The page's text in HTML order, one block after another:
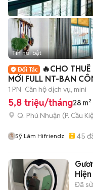
Tin nổi bật
🔥CHO
MỚI FULL NT-BAN
1 PN Căn hộ dịch vụ, mini
5,8 triệu/tháng28 m²
Q. Phú Nhuận (P. Cầu
Sỹ Lâm Hifriendz 45
Đã